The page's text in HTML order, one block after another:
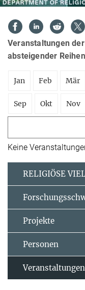
Veranstaltungen
absteigender
Jan Feb Mär
Sep Okt Nov
Keine
RELIGIÖSE
Projekte
Personen
Veranstaltungen